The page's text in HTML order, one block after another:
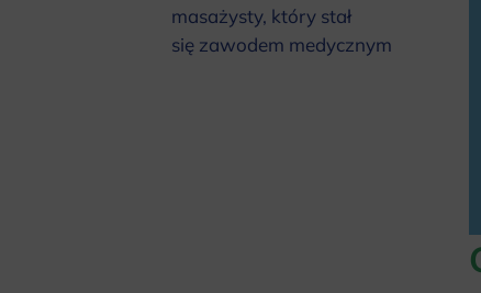
masażysty, który stał
się zawodem medycznym